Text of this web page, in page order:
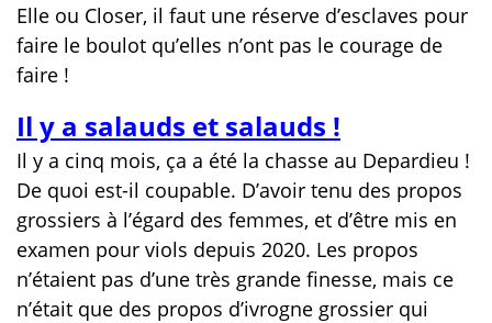
Elle ou Closer, il faut une réserve d’esclaves pour
faire le boulot qu’elles n’ont pas le courage de
faire !
Il y a salauds et salauds !
Il y a cinq mois, ça a été la chasse au Depardieu !
De quoi est-il coupable. D’avoir tenu des propos
grossiers à l’égard des femmes, et d’être mis en
examen pour viols depuis 2020. Les propos
n’étaient pas d’une très grande finesse, mais ce
n’était que des propos d’ivrogne grossier qui